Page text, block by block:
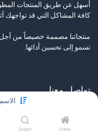
Home
Search
أسهل عن طريق المنتجات
كافة المشاكل التي قد تواجهك
منتجاتنا مصممة خصيصاً من
تسمو إلى تحسين أدائها.
تواصل معنا
+974 4488 4600